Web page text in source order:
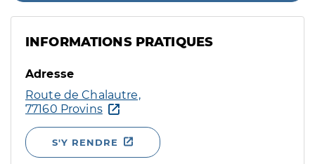
INFORMATIONS PRATIQUES
Adresse
Route de Chalautre,
77160 Provins
S'Y RENDRE